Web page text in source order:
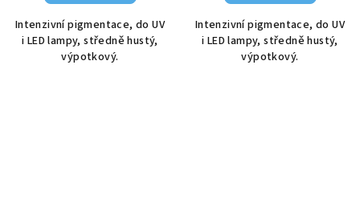
Intenzivní pigmentace, do UV
i LED lampy, středně hustý,
výpotkový.
Intenzivní pigmentace, do UV
i LED lampy, středně hustý,
výpotkový.